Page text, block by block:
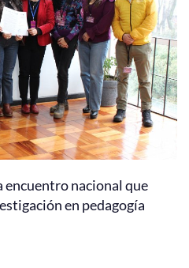
encuentro nacional que
en pedagogía